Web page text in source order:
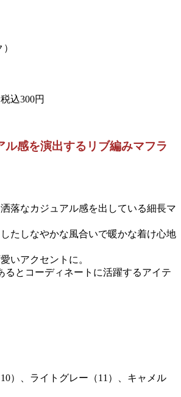
込300円
ル感を演出するリブ編みマフラ
落なカジュアル感を出している細長マ
たしなやかな風合いで暖かな着け心地
いアクセントに。
るとコーディネートに活躍するアイテ
）、ライトグレー（11）、キャメル